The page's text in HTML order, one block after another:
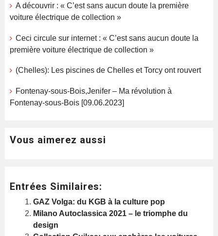
A découvrir : « C’est sans aucun doute la première
voiture électrique de collection »
Ceci circule sur internet : « C’est sans aucun doute la
première voiture électrique de collection »
(Chelles): Les piscines de Chelles et Torcy ont rouvert
Fontenay-sous-Bois,Jenifer – Ma révolution à
Fontenay-sous-Bois [09.06.2023]
Vous aimerez aussi
Entrées Similaires:
GAZ Volga: du KGB à la culture pop
Milano Autoclassica 2021 – le triomphe du
design